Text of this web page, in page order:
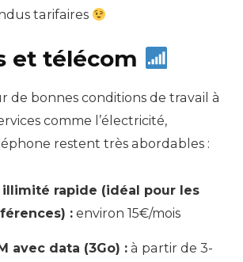
tarifaires
et télécom
de bonnes conditions de travail à
comme l’électricité,
restent très abordables :
rapide (idéal pour les
: environ 15€/mois
avec data (3Go) : à partir de 3-